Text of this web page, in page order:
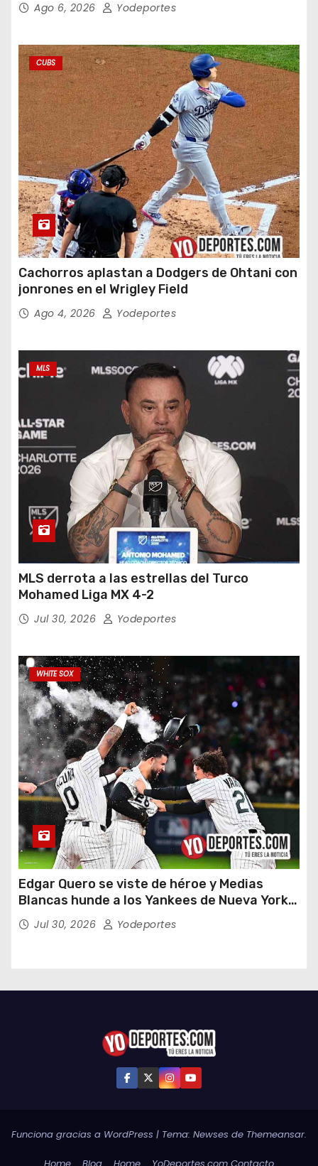
Ago 6, 2026 Yodeportes
CUBS
Cachorros aplastan a Dodgers de Ohtani con
jonrones en el Wrigley Field
Ago 4, 2026 Yodeportes
MLS
MLS derrota a las estrellas del Turco
Mohamed Liga MX 4-2
Jul 30, 2026 Yodeportes
WHITE SOX
Edgar Quero se viste de héroe y Medias
Blancas hunde a los Yankees de Nueva York
en doce entradas
Jul 30, 2026 Yodeportes
Funciona gracias a WordPress | Tema: Newses de Themeansar.
Home Blog Home YoDeportes.com Contacto